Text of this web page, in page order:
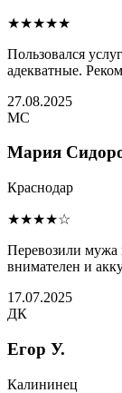
★★★★★
Пользовался
адекватные.
27.08.2025
МС
Мария
Краснодар
★★★★☆
Перевозили
внимателен и
17.07.2025
ДК
Егор У.
Калининец